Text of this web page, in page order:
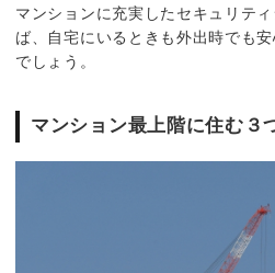
マンションに充実したセキュリテ
ば、自宅にいるときも外出時でも
でしょう。
マンション最上階に住む３